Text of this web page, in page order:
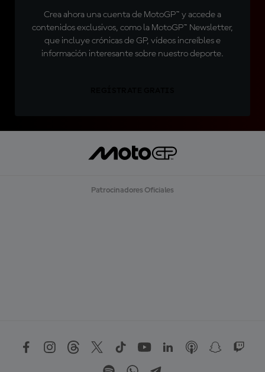
Crea ahora una cuenta de MotoGP™ y accede a
contenidos exclusivos, como la MotoGP™ Newsletter,
que incluye crónicas de GP, vídeos increíbles e
información interesante sobre nuestro deporte.
Patrocinadores Oficiales